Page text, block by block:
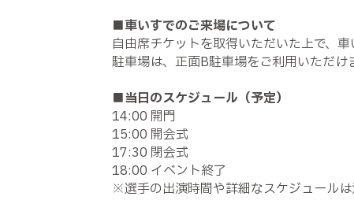
■車いすでのご来場について
自由席チケットを取得いただいた上で、
駐車場は、正面B駐車場をご利用いただけ
■当日のスケジュール（予定）
14:00 開門
15:00 開会式
17:30 閉会式
18:00 イベント終了
※選手の出演時間や詳細なスケジュールは